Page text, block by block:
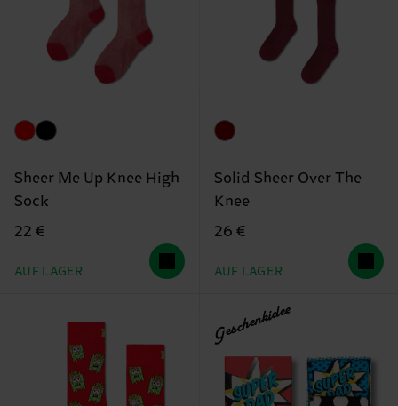
Sheer Me Up Knee High
Sock
22 €
AUF LAGER
Solid Sheer Over The
Knee
26 €
AUF LAGER
Geschenkidee